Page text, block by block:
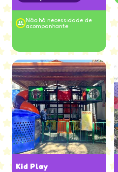
Não há necessidade de
acompanhante
Kid Play